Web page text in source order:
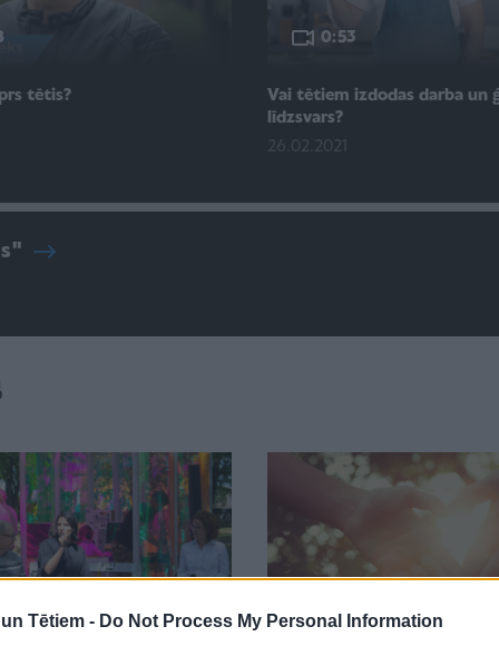
Tētiem - Do Not Process My Personal Information
tētis?
0:53
Vai tētiem izdodas darba un
līdzsvars?
26.02.2021